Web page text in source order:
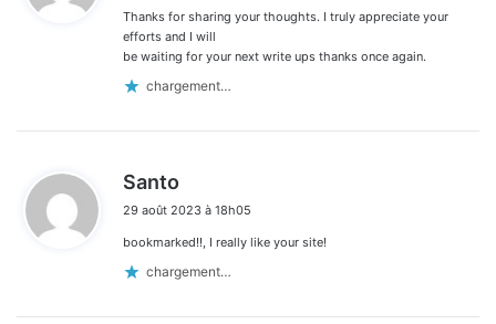
:
Thanks for sharing your thoughts. I truly appreciate your
efforts and I will
be waiting for your next write ups thanks once again.
chargement…
Santo
t
29 août 2023 à 18h05
bookmarked!!, I really like your site!
chargement…